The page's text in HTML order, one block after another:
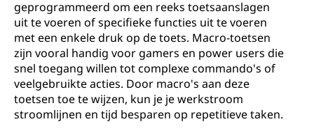
geprogrammeerd om een reeks toetsaanslagen
uit te voeren of specifieke functies uit te voeren
met een enkele druk op de toets. Macro-toetsen
zijn vooral handig voor gamers en power users die
snel toegang willen tot complexe commando's of
veelgebruikte acties. Door macro's aan deze
toetsen toe te wijzen, kun je je werkstroom
stroomlijnen en tijd besparen op repetitieve taken.